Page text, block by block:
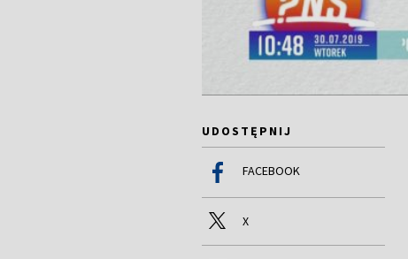
UDOSTĘPNIJ
FACEBOOK
X